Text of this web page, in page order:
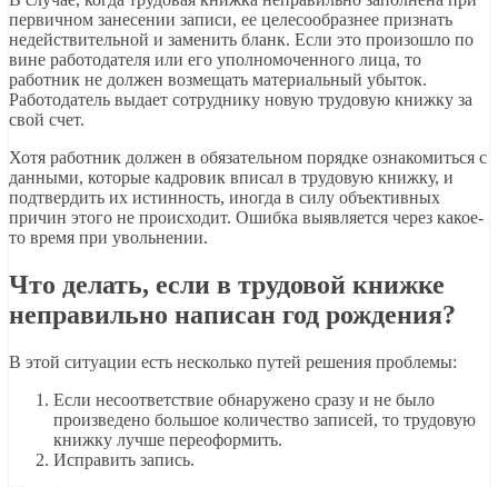
первичном занесении записи, ее целесообразнее признать
недействительной и заменить бланк. Если это произошло по
вине работодателя или его уполномоченного лица, то
работник не должен возмещать материальный убыток.
Работодатель выдает сотруднику новую трудовую книжку за
свой счет.
Хотя работник должен в обязательном порядке ознакомиться с
данными, которые кадровик вписал в трудовую книжку, и
подтвердить их истинность, иногда в силу объективных
причин этого не происходит. Ошибка выявляется через какое-
то время при увольнении.
Что делать, если в трудовой книжке
неправильно написан год рождения?
В этой ситуации есть несколько путей решения проблемы:
Если несоответствие обнаружено сразу и не было
произведено большое количество записей, то трудовую
книжку лучше переоформить.
Исправить запись.